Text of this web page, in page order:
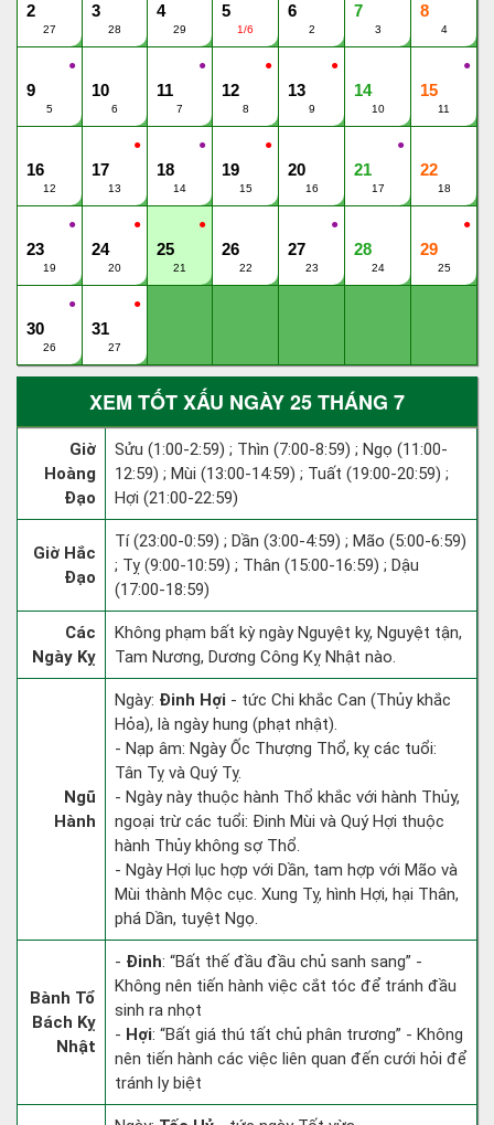
2
27
3
28
4
29
5
1/6
6
2
7
3
8
4
●
9
5
10
6
●
11
7
●
12
8
●
13
9
14
10
●
15
11
16
12
●
17
13
●
18
14
●
19
15
20
16
●
21
17
22
18
●
23
19
●
24
20
●
25
21
26
22
●
27
23
28
24
●
29
25
●
30
26
●
31
27
XEM TỐT XẤU NGÀY 25 THÁNG 7
Giờ
Hoàng
Đạo
Sửu (1:00-2:59) ; Thìn (7:00-8:59) ; Ngọ (11:00-
12:59) ; Mùi (13:00-14:59) ; Tuất (19:00-20:59) ;
Hợi (21:00-22:59)
Giờ Hắc
Đạo
Tí (23:00-0:59) ; Dần (3:00-4:59) ; Mão (5:00-6:59)
; Tỵ (9:00-10:59) ; Thân (15:00-16:59) ; Dậu
(17:00-18:59)
Các
Ngày Kỵ
Không phạm bất kỳ ngày Nguyệt kỵ, Nguyệt tận,
Tam Nương, Dương Công Kỵ Nhật nào.
Ngũ
Hành
Ngày: Đinh Hợi - tức Chi khắc Can (Thủy khắc
Hỏa), là ngày hung (phạt nhật).
- Nạp âm: Ngày Ốc Thượng Thổ, kỵ các tuổi:
Tân Tỵ và Quý Tỵ.
- Ngày này thuộc hành Thổ khắc với hành Thủy,
ngoại trừ các tuổi: Đinh Mùi và Quý Hợi thuộc
hành Thủy không sợ Thổ.
- Ngày Hợi lục hợp với Dần, tam hợp với Mão và
Mùi thành Mộc cục. Xung Tỵ, hình Hợi, hại Thân,
phá Dần, tuyệt Ngọ.
Bành Tổ
Bách Kỵ
Nhật
- Đinh: “Bất thế đầu đầu chủ sanh sang” -
Không nên tiến hành việc cắt tóc để tránh đầu
sinh ra nhọt
- Hợi: “Bất giá thú tất chủ phân trương” - Không
nên tiến hành các việc liên quan đến cưới hỏi để
tránh ly biệt